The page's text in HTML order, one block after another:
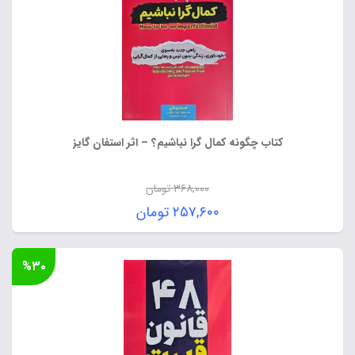
کتاب چگونه کمال‌ گرا نباشیم؟ – اثر استفان گایز
۳۶۸,۰۰۰تومان
قیمت
اصلی:
۳۶۸,۰۰۰ تومان
۲۵۷,۶۰۰تومان
قیمت
فعلی:
۲۵۷,۶۰۰ تومان.
%۳۰